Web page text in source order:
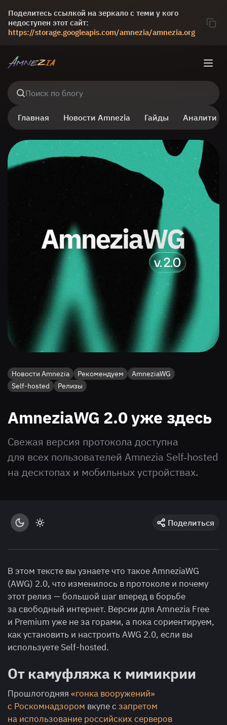
Поделитесь ссылкой на зеркало с теми у кого
недоступен этот сайт:
https://storage.googleapis.com/amnezia/amnezia.org
Поиск по блогу
Главная Новости Amnezia Гайды Аналитика
Новости Amnezia Рекомендуем
AmneziaWG
Self-hosted
Релизы
AmneziaWG 2.0 уже здесь
Свежая версия протокола доступна
для всех пользователей Amnezia Self‑hosted
на десктопах и мобильных устройствах.
Поделиться
В этом тексте вы узнаете что такое AmneziaWG
(AWG) 2.0, что изменилось в протоколе и почему
этот релиз — большой шаг вперед в борьбе
за свободный интернет. Версии для Amnezia Free
и Premium уже не за горами, а пока сориентируем,
как установить и настроить AWG 2.0, если вы
используете Self-hosted.
От камуфляжа к мимикрии
Прошлогодняя «гонка вооружений»
с Роскомнадзором вкупе с запретом
на использование российских серверов